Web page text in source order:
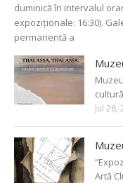
duminică în intervalul
expoziționale: 16:30).
permanentă a
Jul 26,
Artă